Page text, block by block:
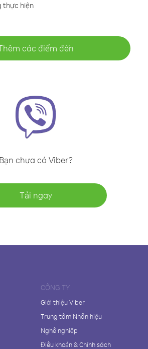
thực hiện
các điểm đến
Bạn chưa có Viber?
Tải ngay
CÔNG TY
Giới thiệu Viber
Trung tâm Nhãn hiệu
Nghề nghiệp
Điều khoản & Chính sách